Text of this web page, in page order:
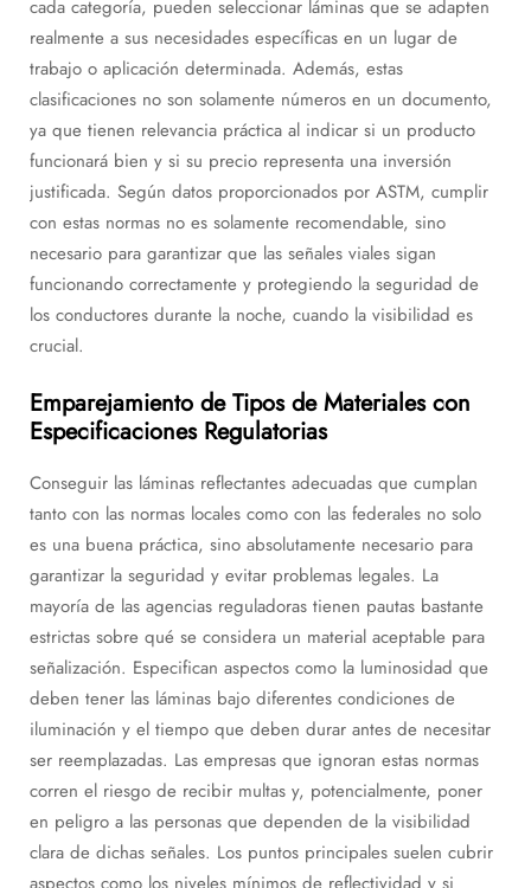
cada categoría, pueden seleccionar láminas que se adapten
realmente a sus necesidades específicas en un lugar de
trabajo o aplicación determinada. Además, estas
clasificaciones no son solamente números en un documento,
ya que tienen relevancia práctica al indicar si un producto
funcionará bien y si su precio representa una inversión
justificada. Según datos proporcionados por ASTM, cumplir
con estas normas no es solamente recomendable, sino
necesario para garantizar que las señales viales sigan
funcionando correctamente y protegiendo la seguridad de
los conductores durante la noche, cuando la visibilidad es
crucial.
Emparejamiento de Tipos de Materiales con
Especificaciones Regulatorias
Conseguir las láminas reflectantes adecuadas que cumplan
tanto con las normas locales como con las federales no solo
es una buena práctica, sino absolutamente necesario para
garantizar la seguridad y evitar problemas legales. La
mayoría de las agencias reguladoras tienen pautas bastante
estrictas sobre qué se considera un material aceptable para
señalización. Especifican aspectos como la luminosidad que
deben tener las láminas bajo diferentes condiciones de
iluminación y el tiempo que deben durar antes de necesitar
ser reemplazadas. Las empresas que ignoran estas normas
corren el riesgo de recibir multas y, potencialmente, poner
en peligro a las personas que dependen de la visibilidad
clara de dichas señales. Los puntos principales suelen cubrir